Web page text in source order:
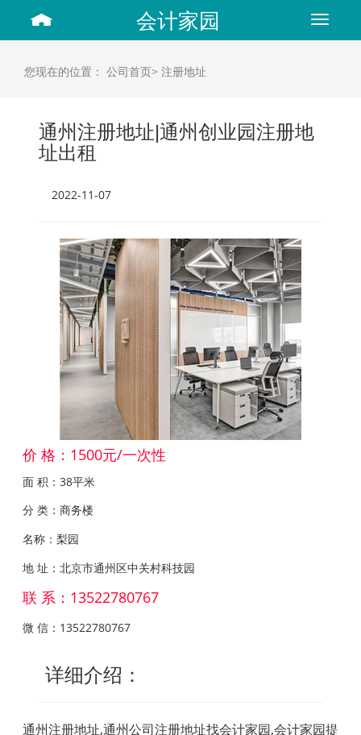
Toggle
会计家园
您现在的位置： 公司首页> 注册地址
通州注册地址|通州创业园注册地
址出租
2022-11-07
价 格：1500元/一次性
面 积：38平米
分 类：商务楼
名称：梨园
地 址：北京市通州区中关村科技园
联 系：13522780767
微 信：13522780767
详细介绍：
通州注册地址,通州公司注册地址找会计家园,会计家园提